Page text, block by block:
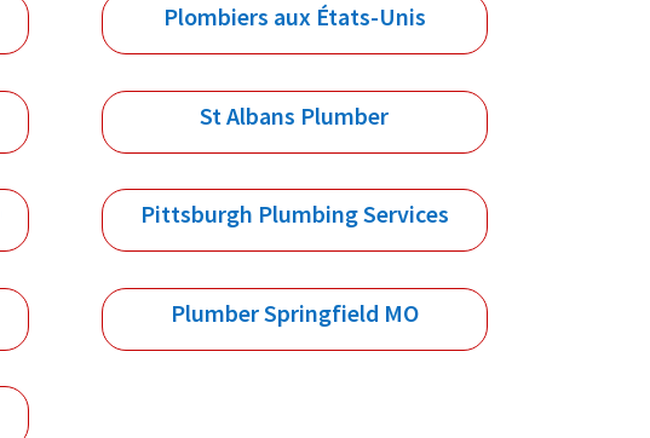
Plombiers aux États-Unis
St Albans Plumber
Pittsburgh Plumbing Services
Plumber Springfield MO